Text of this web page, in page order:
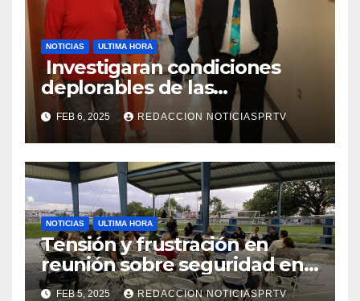
NOTICIAS ULTIMA HORA
Investigaran condiciones
deplorables de las
facilidades el Departamento
de la Salud en Mayagüez
FEB 6, 2025 REDACCION NOTICIASPRTV
NOTICIAS ULTIMA HORA
Tensión y frustración en
reunión sobre seguridad en
Reparto Metropolitano
FEB 5, 2025 REDACCION NOTICIASPRTV